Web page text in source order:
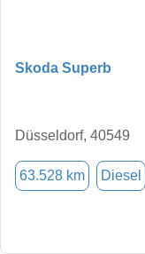
Skoda Superb
Düsseldorf, 40549
63.528 km Diesel